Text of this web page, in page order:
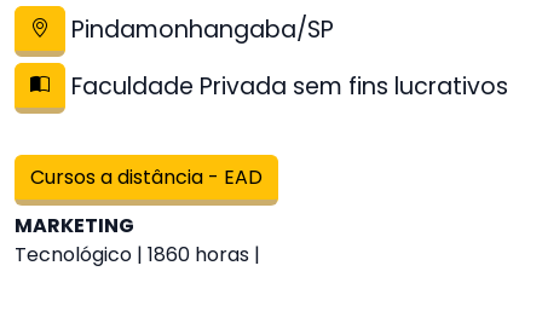
Pindamonhangaba/SP
Faculdade Privada sem fins lucrativos
Cursos a distância - EAD
MARKETING
Tecnológico | 1860 horas |